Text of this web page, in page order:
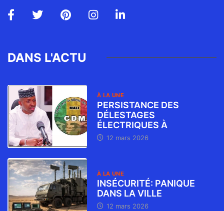
DANS L'ACTU
À LA UNE
PERSISTANCE DES
DÉLESTAGES
ÉLECTRIQUES À
12 mars 2026
À LA UNE
INSÉCURITÉ: PANIQUE
DANS LA VILLE
12 mars 2026